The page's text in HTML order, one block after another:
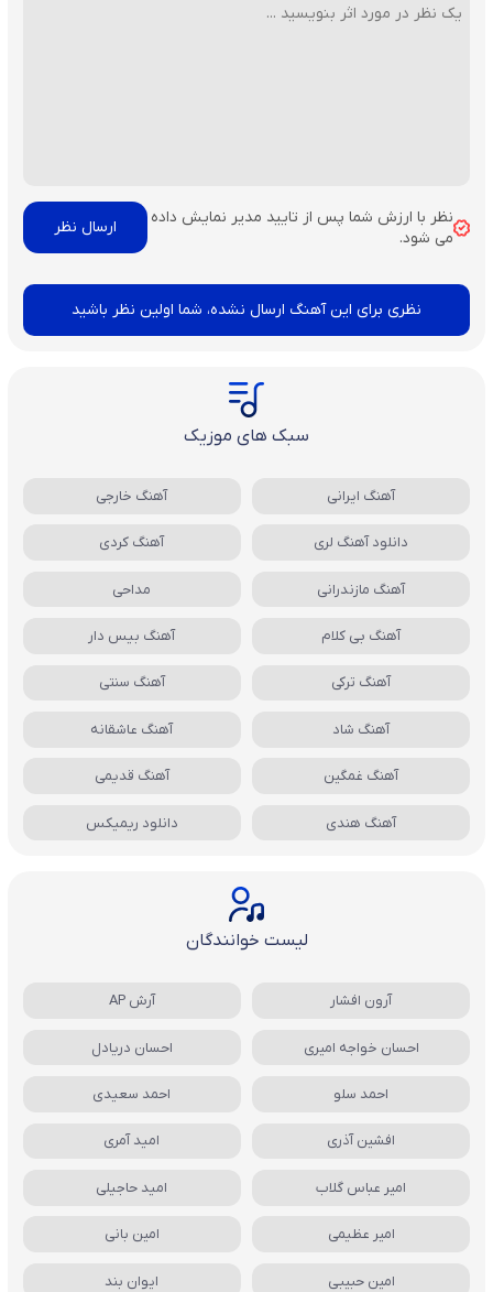
نظر با ارزش شما پس از تایید مدیر نمایش داده
می شود.
نظری برای این آهنگ ارسال نشده، شما اولین نظر باشید
سبک های موزیک
آهنگ ایرانی آهنگ خارجی
دانلود آهنگ لری آهنگ کردی
آهنگ مازندرانی مداحی
آهنگ بی کلام آهنگ بیس دار
آهنگ ترکی آهنگ سنتی
آهنگ شاد آهنگ عاشقانه
آهنگ غمگین آهنگ قدیمی
آهنگ هندی دانلود ریمیکس
لیست خوانندگان
آرون افشار آرش AP
احسان خواجه امیری احسان دریادل
احمد سلو احمد سعیدی
افشین آذری امید آمری
امیر عباس گلاب امید حاجیلی
امیر عظیمی امین بانی
امین حبیبی ایوان بند